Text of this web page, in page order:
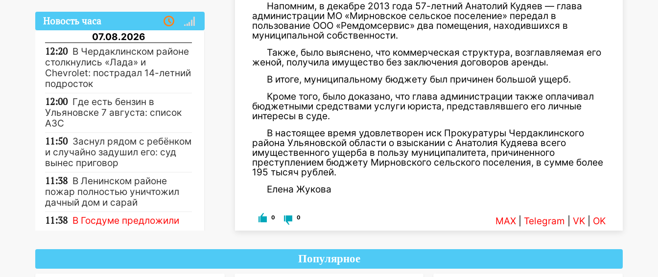
Напомним, в декабре 2013 года 57-летний Анатолий Кудяев — глава
администрации МО «Мирновское сельское поселение» передал в
пользование ООО «Ремдомсервис» два помещения, находившихся в
муниципальной собственности.
Также, было выяснено, что коммерческая структура, возглавляемая его
женой, получила имущество без заключения договоров аренды.
В итоге, муниципальному бюджету был причинен большой ущерб.
Кроме того, было доказано, что глава администрации также оплачивал
бюджетными средствами услуги юриста, представлявшего его личные
интересы в суде.
В настоящее время удовлетворен иск Прокуратуры Чердаклинского
района Ульяновской области о взыскании с Анатолия Кудяева всего
имущественного ущерба в пользу муниципалитета, причиненного
преступлением бюджету Мирновского сельского поселения, в сумме более
195 тысяч рублей.
Елена Жукова
0 0 MAX Telegram VK OK
Новость часа
07.08.2026
12:20 В Чердаклинском районе
столкнулись «Лада» и
Chevrolet: пострадал 14-летний
подросток
12:00 Где есть бензин в
Ульяновске 7 августа: список
АЗС
11:50 Заснул рядом с ребёнком
и случайно задушил его: суд
вынес приговор
11:38 В Ленинском районе
пожар полностью уничтожил
дачный дом и сарай
11:38 В Госдуме предложили
11:25 В Ульяновске ИИ будет
контейнерных площадках
Популярное